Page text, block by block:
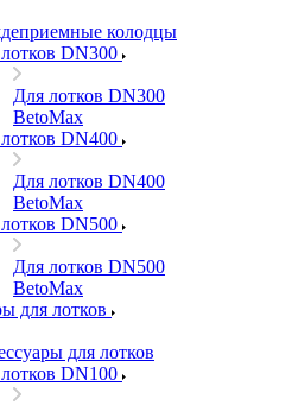
колодцы
DN300
Для лотков DN300
BetoMax
DN400
Для лотков DN400
BetoMax
DN500
Для лотков DN500
BetoMax
для лотков
для лотков
DN100